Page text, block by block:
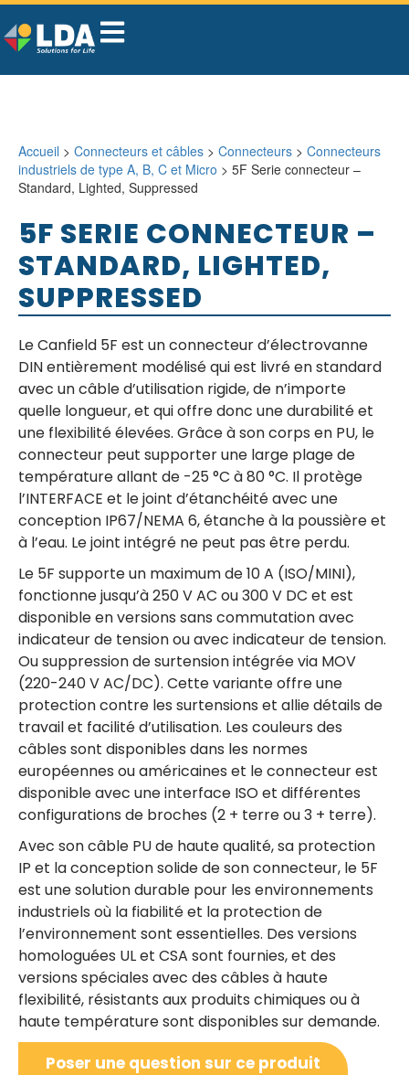
Accueil > Connecteurs et câbles > Connecteurs > Connecteurs
industriels de type A, B, C et Micro > 5F Serie connecteur –
Standard, Lighted, Suppressed
5F SERIE CONNECTEUR –
STANDARD, LIGHTED,
SUPPRESSED
Le Canfield 5F est un connecteur d’électrovanne
DIN entièrement modélisé qui est livré en standard
avec un câble d’utilisation rigide, de n’importe
quelle longueur, et qui offre donc une durabilité et
une flexibilité élevées. Grâce à son corps en PU, le
connecteur peut supporter une large plage de
température allant de -25 °C à 80 °C. Il protège
l’INTERFACE et le joint d’étanchéité avec une
conception IP67/NEMA 6, étanche à la poussière et
à l’eau. Le joint intégré ne peut pas être perdu.
Le 5F supporte un maximum de 10 A (ISO/MINI),
fonctionne jusqu’à 250 V AC ou 300 V DC et est
disponible en versions sans commutation avec
indicateur de tension ou avec indicateur de tension.
Ou suppression de surtension intégrée via MOV
(220-240 V AC/DC). Cette variante offre une
protection contre les surtensions et allie détails de
travail et facilité d’utilisation. Les couleurs des
câbles sont disponibles dans les normes
européennes ou américaines et le connecteur est
disponible avec une interface ISO et différentes
configurations de broches (2 + terre ou 3 + terre).
Avec son câble PU de haute qualité, sa protection
IP et la conception solide de son connecteur, le 5F
est une solution durable pour les environnements
industriels où la fiabilité et la protection de
l’environnement sont essentielles. Des versions
homologuées UL et CSA sont fournies, et des
versions spéciales avec des câbles à haute
flexibilité, résistants aux produits chimiques ou à
haute température sont disponibles sur demande.
Poser une question sur ce produit